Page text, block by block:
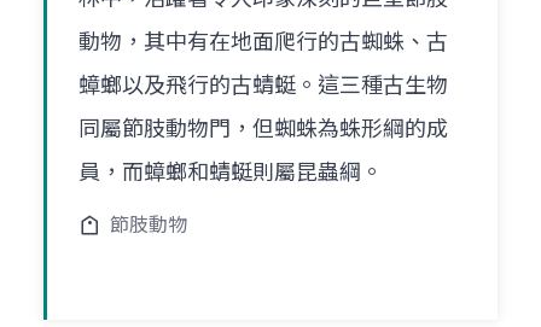
動物，其中有在地面爬行的古蜘蛛、古
蟑螂以及飛行的古蜻蜓。這三種古生物
同屬節肢動物門，但蜘蛛為蛛形綱的成
員，而蟑螂和蜻蜓則屬昆蟲綱。
節肢動物